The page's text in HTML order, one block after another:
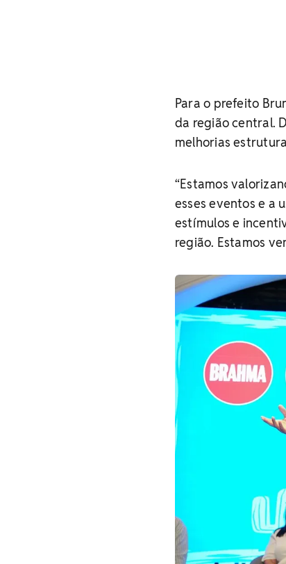
Para o prefeito
da região central.
melhorias
“Estamos
esses eventos e a
estímulos e
região. Estamos